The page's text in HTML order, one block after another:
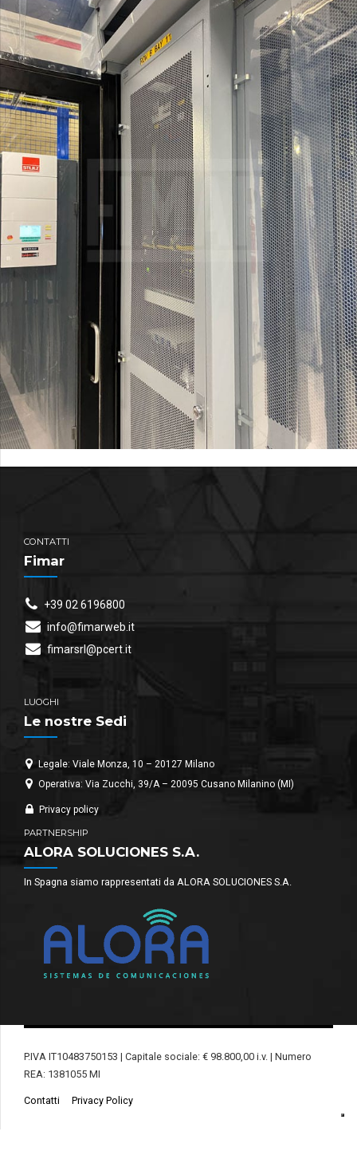
CONTATTI
Fimar
+39 02 6196800
info@fimarweb.it
fimarsrl@pcert.it
LUOGHI
Le nostre Sedi
Legale: Viale Monza, 10 – 20127 Milano
Operativa: Via Zucchi, 39/A – 20095 Cusano Milanino (MI)
Privacy policy
PARTNERSHIP
ALORA SOLUCIONES S.A.
In Spagna siamo rappresentati da ALORA SOLUCIONES S.A.
P.IVA IT10483750153 | Capitale sociale: € 98.800,00 i.v. | Numero
REA: 1381055 MI
Contatti Privacy Policy